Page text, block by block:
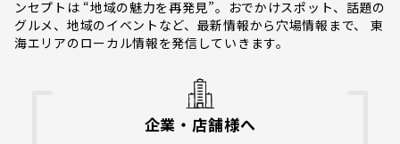
ンセプトは “地域の魅力を再発見”。おでかけスポット、話題の
グルメ、地域のイベントなど、最新情報から穴場情報まで、 東
海エリアのローカル情報を発信していきます。
企業・店舗様へ